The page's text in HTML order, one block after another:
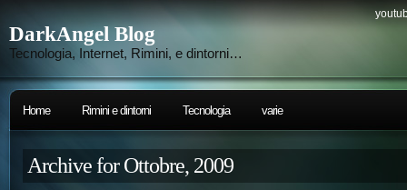
DarkAngel Blog
Tecnologia, Internet, Rimini, e dintorni…
Home Rimini e dintorni Tecnologia varie
Archive for Ottobre, 2009